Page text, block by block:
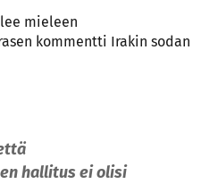
mieleen
kommentti Irakin sodan
hallitus ei olisi